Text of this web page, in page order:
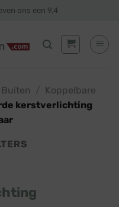
ons een 9,4
Buiten
Koppelbare
kerstverlichting